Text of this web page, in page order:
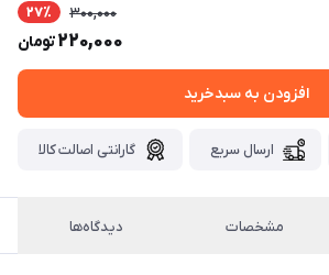
300,000 27٪
220,000تومان
افزودن به سبدخرید
ارسال سریع گارانتی اصالت کالا
مشخصات دیدگاه‌ها